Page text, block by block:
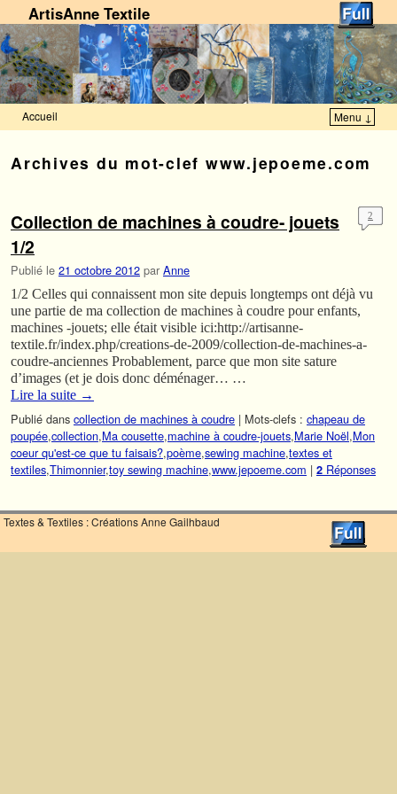
ArtisAnne Textile
Accueil Menu ↓
Archives du mot-clef www.jepoeme.com
Collection de machines à coudre- jouets
1/2
Publié le 21 octobre 2012 par Anne
2
1/2 Celles qui connaissent mon site depuis longtemps ont déjà vu
une partie de ma collection de machines à coudre pour enfants,
machines -jouets; elle était visible ici:http://artisanne-
textile.fr/index.php/creations-de-2009/collection-de-machines-a-
coudre-anciennes Probablement, parce que mon site sature
d’images (et je dois donc déménager… …
Lire la suite →
Publié dans collection de machines à coudre | Mots-clefs : chapeau de
poupée,collection,Ma cousette,machine à coudre-jouets,Marie Noël,Mon
coeur qu'est-ce que tu faisais?,poème,sewing machine,textes et
textiles,Thimonnier,toy sewing machine,www.jepoeme.com | 2 Réponses
Textes & Textiles : Créations Anne Gailhbaud